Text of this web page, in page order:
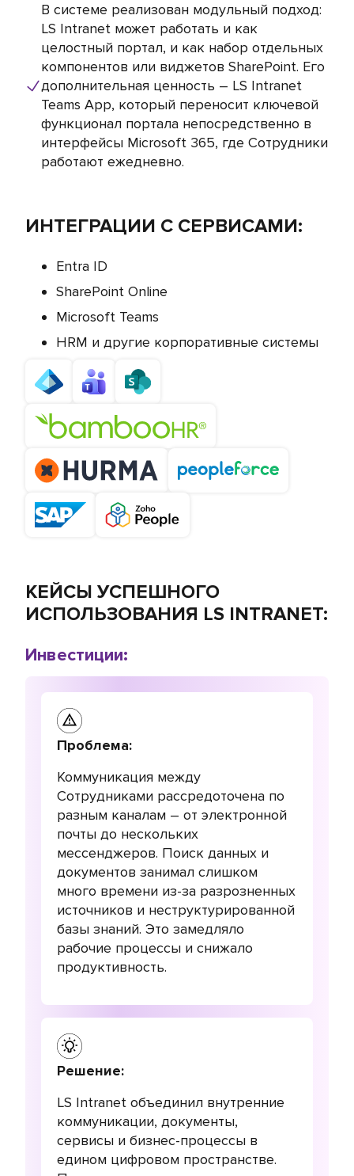
В системе реализован модульный подход:
LS Intranet может работать и как
целостный портал, и как набор отдельных
компонентов или виджетов SharePoint. Его
дополнительная ценность – LS Intranet
Teams App, который переносит ключевой
функционал портала непосредственно в
интерфейсы Microsoft 365, где Сотрудники
работают ежедневно.
ИНТЕГРАЦИИ С СЕРВИСАМИ:
Entra ID
SharePoint Online
Microsoft Teams
HRM и другие корпоративные системы
КЕЙСЫ УСПЕШНОГО
ИСПОЛЬЗОВАНИЯ LS INTRANET:
Инвестиции:
Проблема:
Коммуникация между
Сотрудниками рассредоточена по
разным каналам – от электронной
почты до нескольких
мессенджеров. Поиск данных и
документов занимал слишком
много времени из-за разрозненных
источников и неструктурированной
базы знаний. Это замедляло
рабочие процессы и снижало
продуктивность.
Решение:
LS Intranet объединил внутренние
коммуникации, документы,
сервисы и бизнес-процессы в
едином цифровом пространстве.